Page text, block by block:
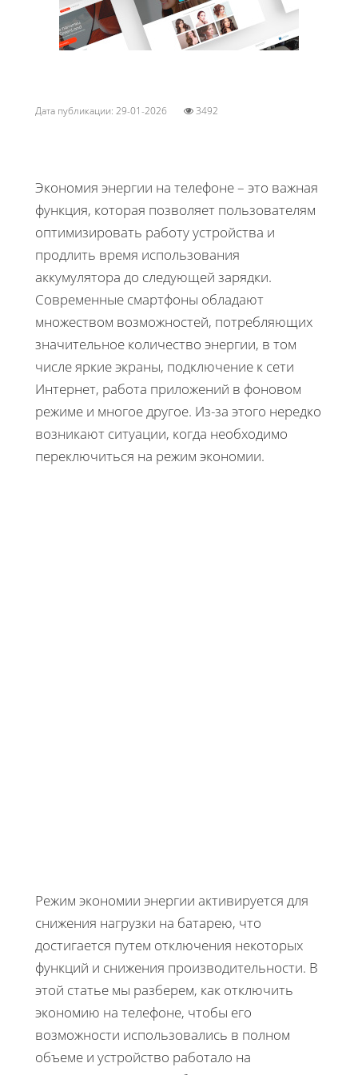
Дата публикации: 29-01-2026 3492
Экономия энергии на телефоне – это важная
функция, которая позволяет пользователям
оптимизировать работу устройства и
продлить время использования
аккумулятора до следующей зарядки.
Современные смартфоны обладают
множеством возможностей, потребляющих
значительное количество энергии, в том
числе яркие экраны, подключение к сети
Интернет, работа приложений в фоновом
режиме и многое другое. Из-за этого нередко
возникают ситуации, когда необходимо
переключиться на режим экономии.
Режим экономии энергии активируется для
снижения нагрузки на батарею, что
достигается путем отключения некоторых
функций и снижения производительности. В
этой статье мы разберем, как отключить
экономию на телефоне, чтобы его
возможности использовались в полном
объеме и устройство работало на